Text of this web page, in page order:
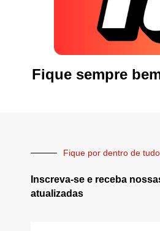
Fique sempre
Fique por dentro de
Inscreva-se e receba
atualizadas